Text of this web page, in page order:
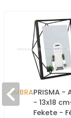
UMBRAPRISMA
- 13x18
Fekete -